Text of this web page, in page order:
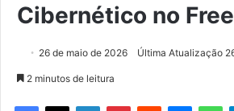
Cibernético no
26 de maio de 2026 Última Atualização
2 minutos de leitura